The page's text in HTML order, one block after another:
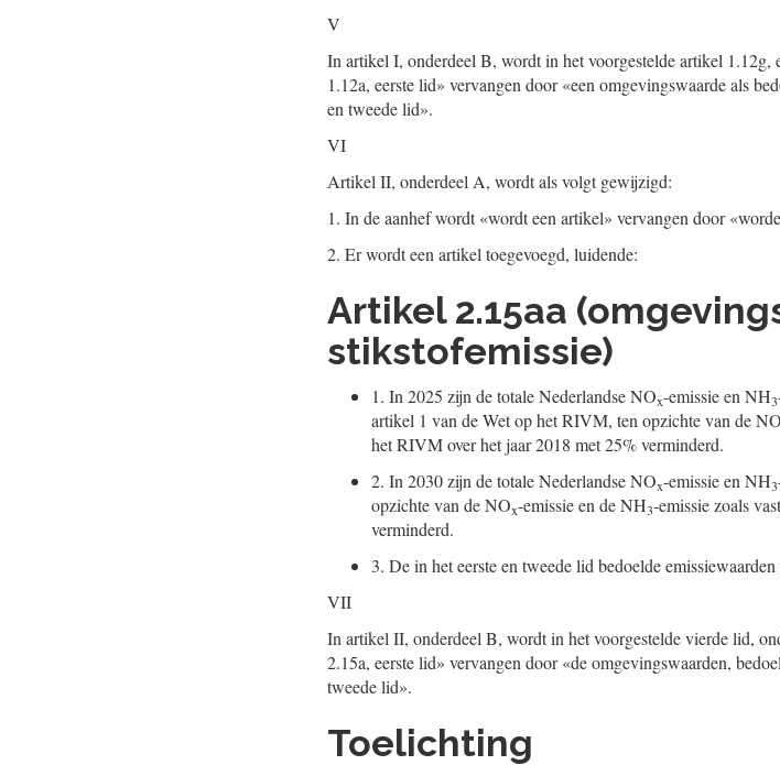
V
In artikel I, onderdeel B, wordt in het voorgestelde artikel
1.12a, eerste lid» vervangen door «een omgevingswaarde als
en tweede lid».
VI
Artikel II, onderdeel A, wordt als volgt gewijzigd:
1. In de aanhef wordt «wordt een artikel» vervangen door
2. Er wordt een artikel toegevoegd, luidende:
Artikel 2.15aa
stikstofemissie)
1. In 2025 zijn de totale Nederlandse NOx-emissie en NH3
artikel 1 van de Wet op het RIVM, ten opzichte van de NO
het RIVM over het jaar 2018 met 25% verminderd.
2. In 2030 zijn de totale Nederlandse NOx-emissie en NH3
opzichte van de NOx-emissie en de NH3-emissie zoals
verminderd.
3. De in het eerste en tweede lid bedoelde
VII
In artikel II, onderdeel B, wordt in het voorgestelde vierde lid,
2.15a, eerste lid» vervangen door «de omgevingswaarden,
tweede lid».
Toelichting